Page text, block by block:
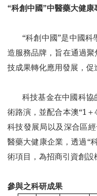
“科創中國”中醫藥大健
“科創中國”是中國科
造服務品牌，旨在通過
技成果轉化應用發展，促
科技基金在中國科協
術路演，並配合本澳“1
科技發展局以及深合區
醫藥大健康企業，透過“
術項目，為招商引資創設
參與之科研成果